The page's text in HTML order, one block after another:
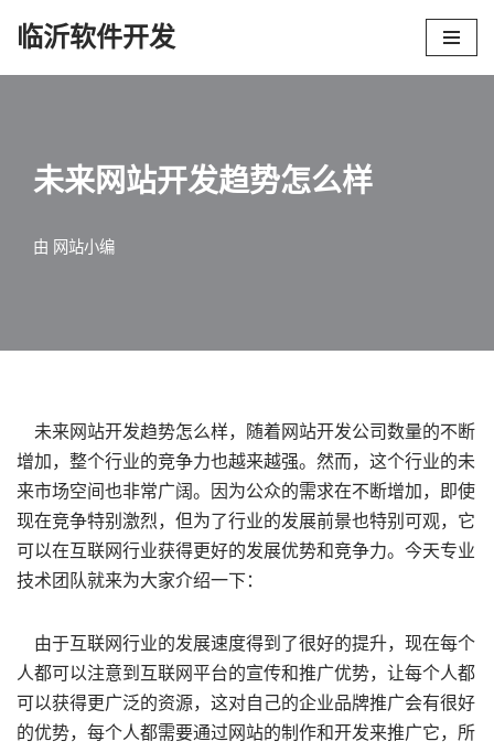
临沂软件开发
未来网站开发趋势怎么样
由 网站小编
未来网站开发趋势怎么样，随着网站开发公司数量的不断
增加，整个行业的竞争力也越来越强。然而，这个行业的未
来市场空间也非常广阔。因为公众的需求在不断增加，即使
现在竞争特别激烈，但为了行业的发展前景也特别可观，它
可以在互联网行业获得更好的发展优势和竞争力。今天专业
技术团队就来为大家介绍一下：
由于互联网行业的发展速度得到了很好的提升，现在每个
人都可以注意到互联网平台的宣传和推广优势，让每个人都
可以获得更广泛的资源，这对自己的企业品牌推广会有很好
的优势，每个人都需要通过网站的制作和开发来推广它，所